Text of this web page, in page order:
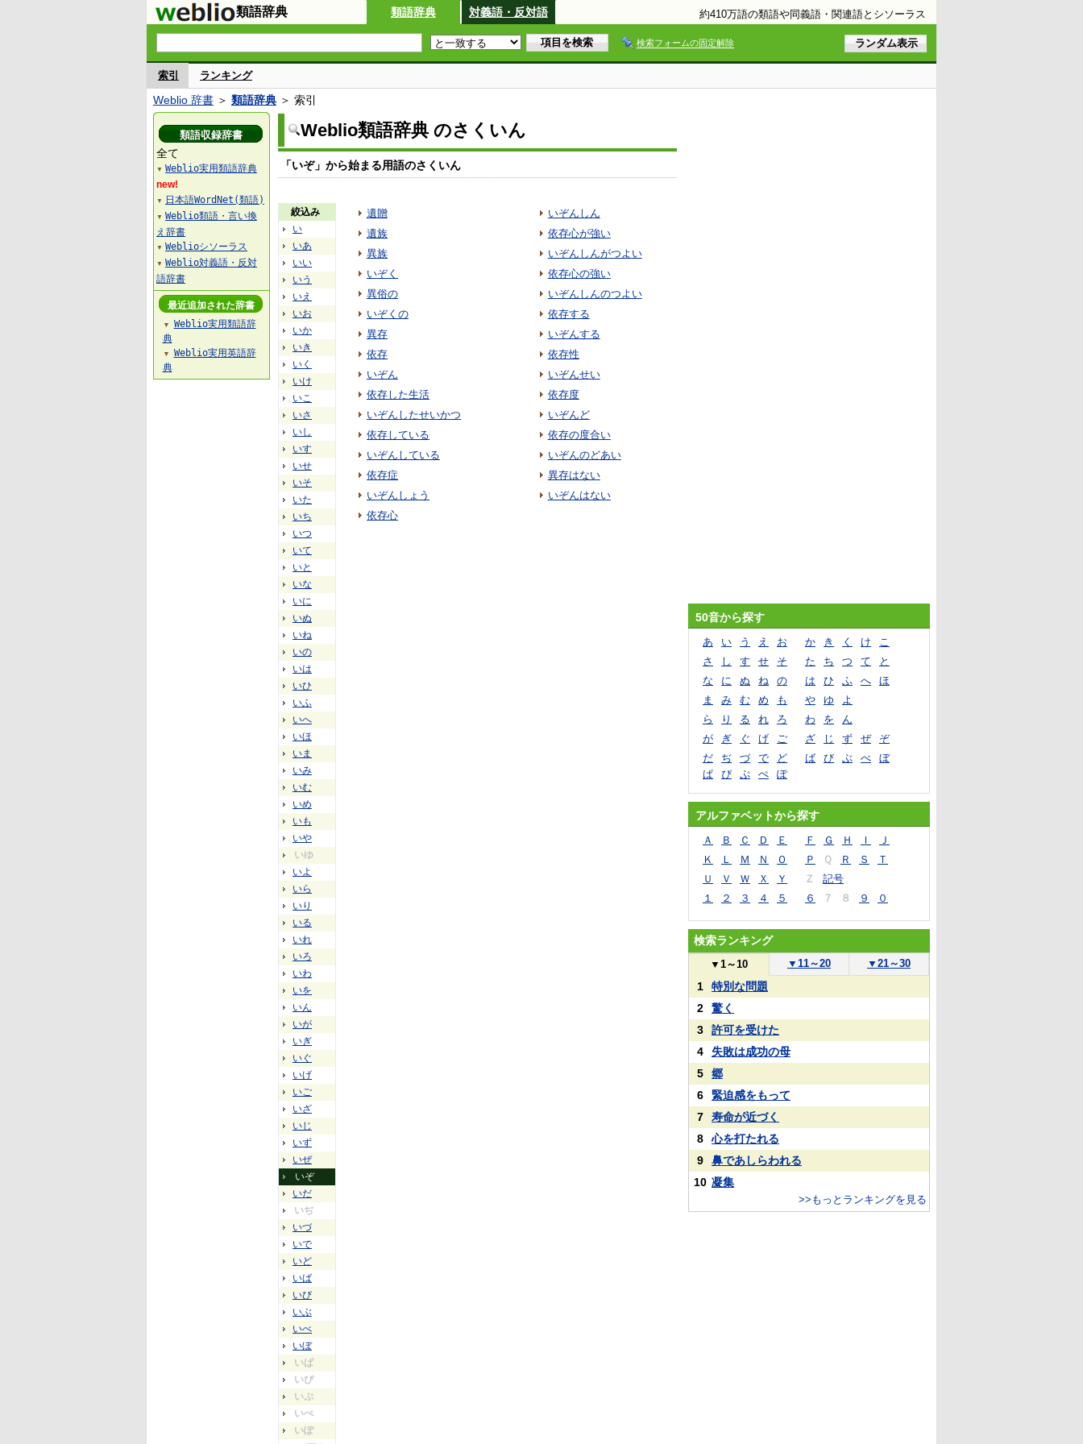
類語辞典 類語辞典 対義語・反対語 約410万語の類語や同義語・関連語とシソーラス
検索フォームの固定解除
索引 ランキング
Weblio 辞書 ＞ 類語辞典 ＞ 索引
Weblio類語辞典 のさくいん
「いぞ」から始まる用語のさくいん
絞込み
い
いあ
いい
いう
いえ
いお
いか
いき
いく
いけ
いこ
いさ
いし
いす
いせ
いそ
いた
いち
いつ
いて
いと
いな
いに
いぬ
いね
いの
いは
いひ
いふ
いへ
いほ
いま
いみ
いむ
いめ
いも
いや
いゆ
いよ
いら
いり
いる
いれ
いろ
いわ
いを
いん
いが
いぎ
いぐ
いげ
いご
いざ
いじ
いず
いぜ
いぞ
いだ
いぢ
いづ
いで
いど
いば
いび
いぶ
いべ
いぼ
いぱ
いぴ
いぷ
いぺ
いぽ
遺贈
遺族
異族
いぞく
異俗の
いぞくの
異存
依存
いぞん
依存した生活
いぞんしたせいかつ
依存している
いぞんしている
依存症
いぞんしょう
依存心
いぞんしん
依存心が強い
いぞんしんがつよい
依存心の強い
いぞんしんのつよい
依存する
いぞんする
依存性
いぞんせい
依存度
いぞんど
依存の度合い
いぞんのどあい
異存はない
いぞんはない
類語収録辞書
全て
▼ Weblio実用類語辞典
new!
▼ 日本語WordNet(類語)
▼ Weblio類語・言い換
え辞書
▼ Weblioシソーラス
▼ Weblio対義語・反対
語辞書
最近追加された辞書
▼
Weblio実用類語辞
典
▼
Weblio実用英語辞
典
50音から探す
あ い う え お か き く け
こ
さ
し す せ そ た ち つ て
と
な
に ぬ ね の は ひ ふ へ
ほ
ま
み む め も や ゆ
よ
ら
り る れ ろ わ を
ん
が
ぎ ぐ げ ご ざ じ ず ぜ
ぞ
だ
ぢ づ で ど ば び ぶ べ
ぼ
ぱ
ぴ ぷ ぺ ぽ
アルファベットから探す
Ａ Ｂ Ｃ Ｄ Ｅ Ｆ Ｇ Ｈ Ｉ
Ｊ
Ｋ
Ｌ Ｍ Ｎ Ｏ Ｐ Ｑ Ｒ Ｓ
Ｔ
Ｕ
Ｖ Ｗ Ｘ Ｙ Ｚ
記号
１
２ ３ ４ ５ ６ ７ ８ ９ ０
検索ランキング
▼ 1～10 ▼ 11～20 ▼ 21～30
1
特別な問題
2
驚く
3
許可を受けた
4
失敗は成功の母
5
郷
6
緊迫感をもって
7
寿命が近づく
8
心を打たれる
9
鼻であしらわれる
10 凝集
>>もっとランキングを見る